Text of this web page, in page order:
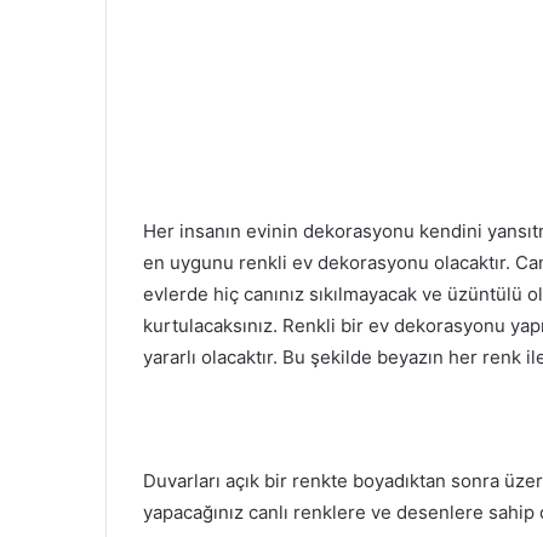
Her insanın evinin dekorasyonu kendini
en uygunu renkli ev dekorasyonu olacaktır.
evlerde hiç canınız sıkılmayacak ve
kurtulacaksınız. Renkli bir ev dekorasyonu
yararlı olacaktır. Bu şekilde beyazın her renk
Duvarları açık bir renkte boyadıktan sonra
yapacağınız canlı renklere ve desenlere